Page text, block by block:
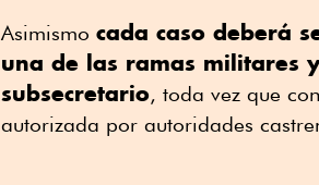
Asimismo cada caso deberá
una de las ramas militares
subsecretario, toda vez que
autorizada por autoridades